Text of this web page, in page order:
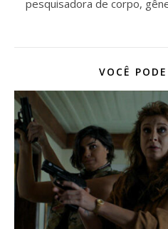
pesquisadora de corpo,
VOCÊ